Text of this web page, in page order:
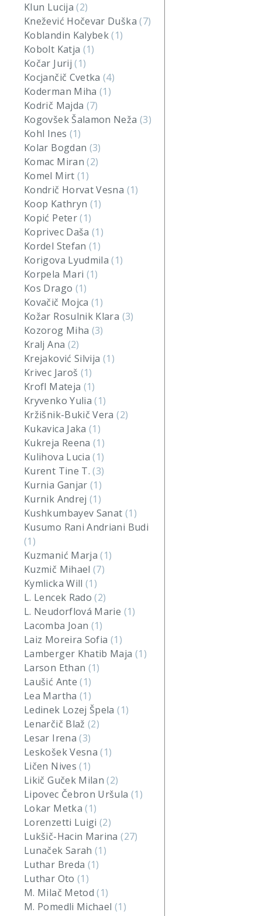
Klun Lucija(2)
Knežević Hočevar Duška(7)
Koblandin Kalybek(1)
Kobolt Katja (1)
Kočar Jurij(1)
Kocjančič Cvetka(4)
Koderman Miha(1)
Kodrič Majda (7)
Kogovšek Šalamon Neža (3)
Kohl Ines (1)
Kolar Bogdan (3)
Komac Miran(2)
Komel Mirt (1)
Kondrič Horvat Vesna (1)
Koop Kathryn (1)
Kopić Peter(1)
Koprivec Daša(1)
Kordel Stefan(1)
Korigova Lyudmila(1)
Korpela Mari (1)
Kos Drago (1)
Kovačič Mojca(1)
Kožar Rosulnik Klara (3)
Kozorog Miha (3)
Kralj Ana (2)
Krejaković Silvija (1)
Krivec Jaroš (1)
Krofl Mateja (1)
Kryvenko Yulia(1)
Kržišnik-Bukič Vera(2)
Kukavica Jaka(1)
Kukreja Reena(1)
Kulihova Lucia(1)
Kurent Tine T.(3)
Kurnia Ganjar(1)
Kurnik Andrej(1)
Kushkumbayev Sanat (1)
Kusumo Rani Andriani Budi
(1)
Kuzmanić Marja(1)
Kuzmič Mihael(7)
Kymlicka Will(1)
L. Lencek Rado(2)
L. Neudorflová Marie (1)
Lacomba Joan (1)
Laiz Moreira Sofia (1)
Lamberger Khatib Maja (1)
Larson Ethan (1)
Laušić Ante(1)
Lea Martha (1)
Ledinek Lozej Špela(1)
Lenarčič Blaž(2)
Lesar Irena(3)
Leskošek Vesna(1)
Ličen Nives(1)
Likič Guček Milan(2)
Lipovec Čebron Uršula (1)
Lokar Metka(1)
Lorenzetti Luigi(2)
Lukšič-Hacin Marina(27)
Lunaček Sarah(1)
Luthar Breda (1)
Luthar Oto (1)
M. Milač Metod(1)
M. Pomedli Michael (1)